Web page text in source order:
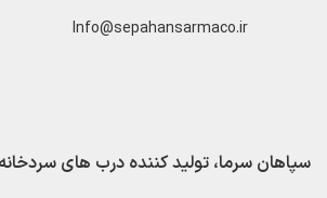
Info@sepahansarmaco.ir
سپاهان سرما، تولید کننده درب های سردخانه